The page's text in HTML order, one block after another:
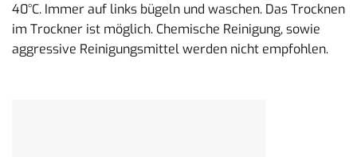
40°C. Immer auf links bügeln und waschen. Das Trocknen
im Trockner ist möglich. Chemische Reinigung, sowie
aggressive Reinigungsmittel werden nicht empfohlen.